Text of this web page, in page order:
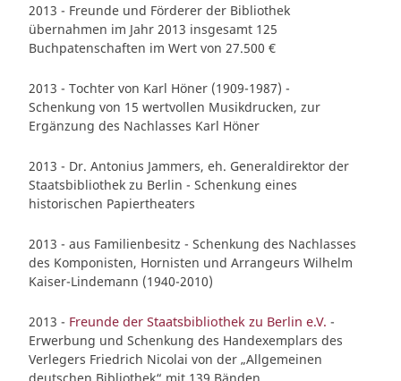
2013 - Freunde und Förderer der Bibliothek
übernahmen im Jahr 2013 insgesamt 125
Buchpatenschaften im Wert von 27.500 €
2013 - Tochter von Karl Höner (1909-1987) -
Schenkung von 15 wertvollen Musikdrucken, zur
Ergänzung des Nachlasses Karl Höner
2013 - Dr. Antonius Jammers, eh. Generaldirektor der
Staatsbibliothek zu Berlin - Schenkung eines
historischen Papiertheaters
2013 - aus Familienbesitz - Schenkung des Nachlasses
des Komponisten, Hornisten und Arrangeurs Wilhelm
Kaiser-Lindemann (1940-2010)
2013 - Freunde der Staatsbibliothek zu Berlin e.V. -
Erwerbung und Schenkung des Handexemplars des
Verlegers Friedrich Nicolai von der „Allgemeinen
deutschen Bibliothek“ mit 139 Bänden